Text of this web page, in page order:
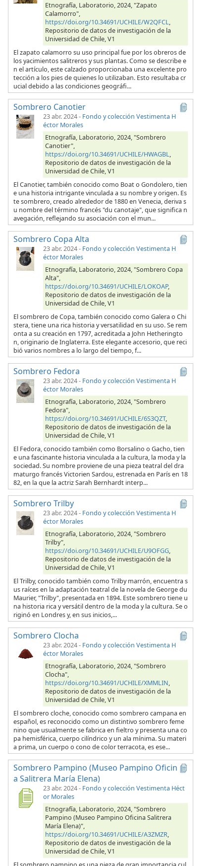
Etnografía, Laboratorio, 2024, "Zapato
Calamorro",
https://doi.org/10.34691/UCHILE/W2QFCL,
Repositorio de datos de investigación de la
Universidad de Chile, V1
El zapato calamorro su uso principal fue por los obreros de
los yacimientos salitreros y sus plantas. Como se describe e
n el artículo, este calzado proporcionaba una excelente pro
tección a los pies de quienes lo utilizaban. Esto resultaba cr
ucial debido a las condiciones geográfi...
Sombrero Canotier
23 abr. 2024- Fondo y colección Vestimenta H
éctor Morales
Etnografía, Laboratorio, 2024, "Sombrero
Canotier",
https://doi.org/10.34691/UCHILE/HWAGBL,
Repositorio de datos de investigación de la
Universidad de Chile, V1
El Canotier, también conocido como Boat o Gondolero, tien
e una historia intrigante vinculada a su nombre y origen. Es
te sombrero, creado alrededor de 1880 en Venecia, deriva s
u nombre del término francés "du canotaje", que significa n
avegación, reflejando su asociación con el mun...
Sombrero Copa Alta
23 abr. 2024- Fondo y colección Vestimenta H
éctor Morales
Etnografía, Laboratorio, 2024, "Sombrero Copa
Alta",
https://doi.org/10.34691/UCHILE/LOKOAP,
Repositorio de datos de investigación de la
Universidad de Chile, V1
El sombrero de Copa, también conocido como Galera o Chi
stera, tiene una rica historia y versatilidad en su uso. Se rem
onta a su creación en 1797, acreditada a John Hetheringto
n, originario de Inglaterra. Este elegante accesorio, que reci
bió varios nombres a lo largo del tiempo, f...
Sombrero Fedora
23 abr. 2024- Fondo y colección Vestimenta H
éctor Morales
Etnografía, Laboratorio, 2024, "Sombrero
Fedora",
https://doi.org/10.34691/UCHILE/6S3QZT,
Repositorio de datos de investigación de la
Universidad de Chile, V1
El Fedora, conocido también como Borsalino o Gacho, tien
e una fascinante historia vinculada a la cultura, la moda y la
sociedad. Su nombre proviene de una pieza teatral del dra
maturgo francés Victorien Sardou, estrenada en París en 18
82, en la que la actriz Sarah Bernhardt interp...
Sombrero Trilby
23 abr. 2024- Fondo y colección Vestimenta H
éctor Morales
Etnografía, Laboratorio, 2024, "Sombrero
Trilby",
https://doi.org/10.34691/UCHILE/U9OFGG,
Repositorio de datos de investigación de la
Universidad de Chile, V1
El Trilby, conocido también como Trilby marrón, encuentra s
us raíces en la adaptación teatral de la novela de George du
Maurier, "Trilby", presentada en 1894. Este sombrero tiene u
na historia rica y versátil dentro de la moda y la cultura. Se o
riginó en Londres y, en sus inicios,...
Sombrero Clocha
23 abr. 2024- Fondo y colección Vestimenta H
éctor Morales
Etnografía, Laboratorio, 2024, "Sombrero
Clocha",
https://doi.org/10.34691/UCHILE/XMMLIN,
Repositorio de datos de investigación de la
Universidad de Chile, V1
El sombrero cloche, conocido como sombrero campana en
español, es reconocido como un distintivo sombrero feme
nino que usualmente se fabrica en fieltro y presenta una co
pa hemisférica, cuerpo cilíndrico y un ala mínima. Su materi
a prima, un cuerpo o cono de color terracota, es ese...
Sombrero Pampino (Museo Pampino Oficin
a Salitrera María Elena)
23 abr. 2024- Fondo y colección Vestimenta Héct
or Morales
Etnografía, Laboratorio, 2024, "Sombrero
Pampino (Museo Pampino Oficina Salitrera
María Elena)",
https://doi.org/10.34691/UCHILE/A3ZMZR,
Repositorio de datos de investigación de la
Universidad de Chile, V1